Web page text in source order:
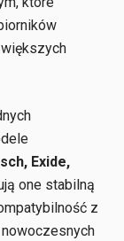
Exide,
one stabilną
z